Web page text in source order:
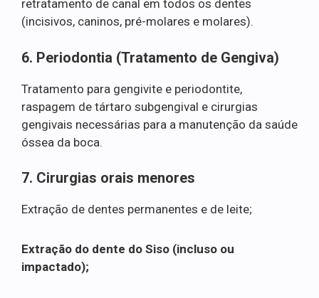
retratamento de canal em todos os dentes
(incisivos, caninos, pré-molares e molares).
6. Periodontia (Tratamento de Gengiva)
Tratamento para gengivite e periodontite,
raspagem de tártaro subgengival e cirurgias
gengivais necessárias para a manutenção da saúde
óssea da boca.
7. Cirurgias orais menores
Extração de dentes permanentes e de leite;
Extração do dente do Siso (incluso ou
impactado);